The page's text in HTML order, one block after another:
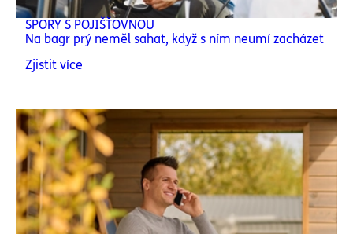
SPORY S POJIŠŤOVNOU
Na bagr prý neměl sahat, když s ním neumí zacházet
Zjistit více